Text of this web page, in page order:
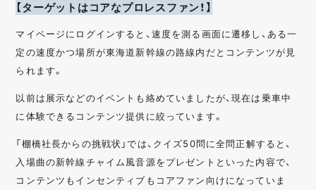
【ターゲットはコアなプロレスファン！】
マイページにログインすると、速度を測る画面に遷移し、ある一
定の速度かつ場所が東海道新幹線の路線内だとコンテンツが見
られます。
以前は展示などのイベントも絡めていましたが、現在は乗車中
に体験できるコンテンツ提供に絞っています。
「棚橋社長からの挑戦状」では、クイズ50問に全問正解すると、
入場曲の新幹線チャイム風音源をプレゼントといった内容で、
コンテンツもインセンティブもコアファン向けになっていま